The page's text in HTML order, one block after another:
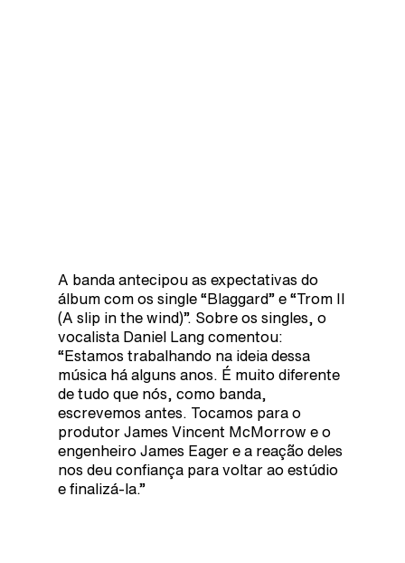
A banda antecipou as expectativas do
álbum com os single “Blaggard” e “Trom II
(A slip in the wind)”. Sobre os singles, o
vocalista Daniel Lang comentou:
“Estamos trabalhando na ideia dessa
música há alguns anos. É muito diferente
de tudo que nós, como banda,
escrevemos antes. Tocamos para o
produtor James Vincent McMorrow e o
engenheiro James Eager e a reação deles
nos deu confiança para voltar ao estúdio
e finalizá-la.”